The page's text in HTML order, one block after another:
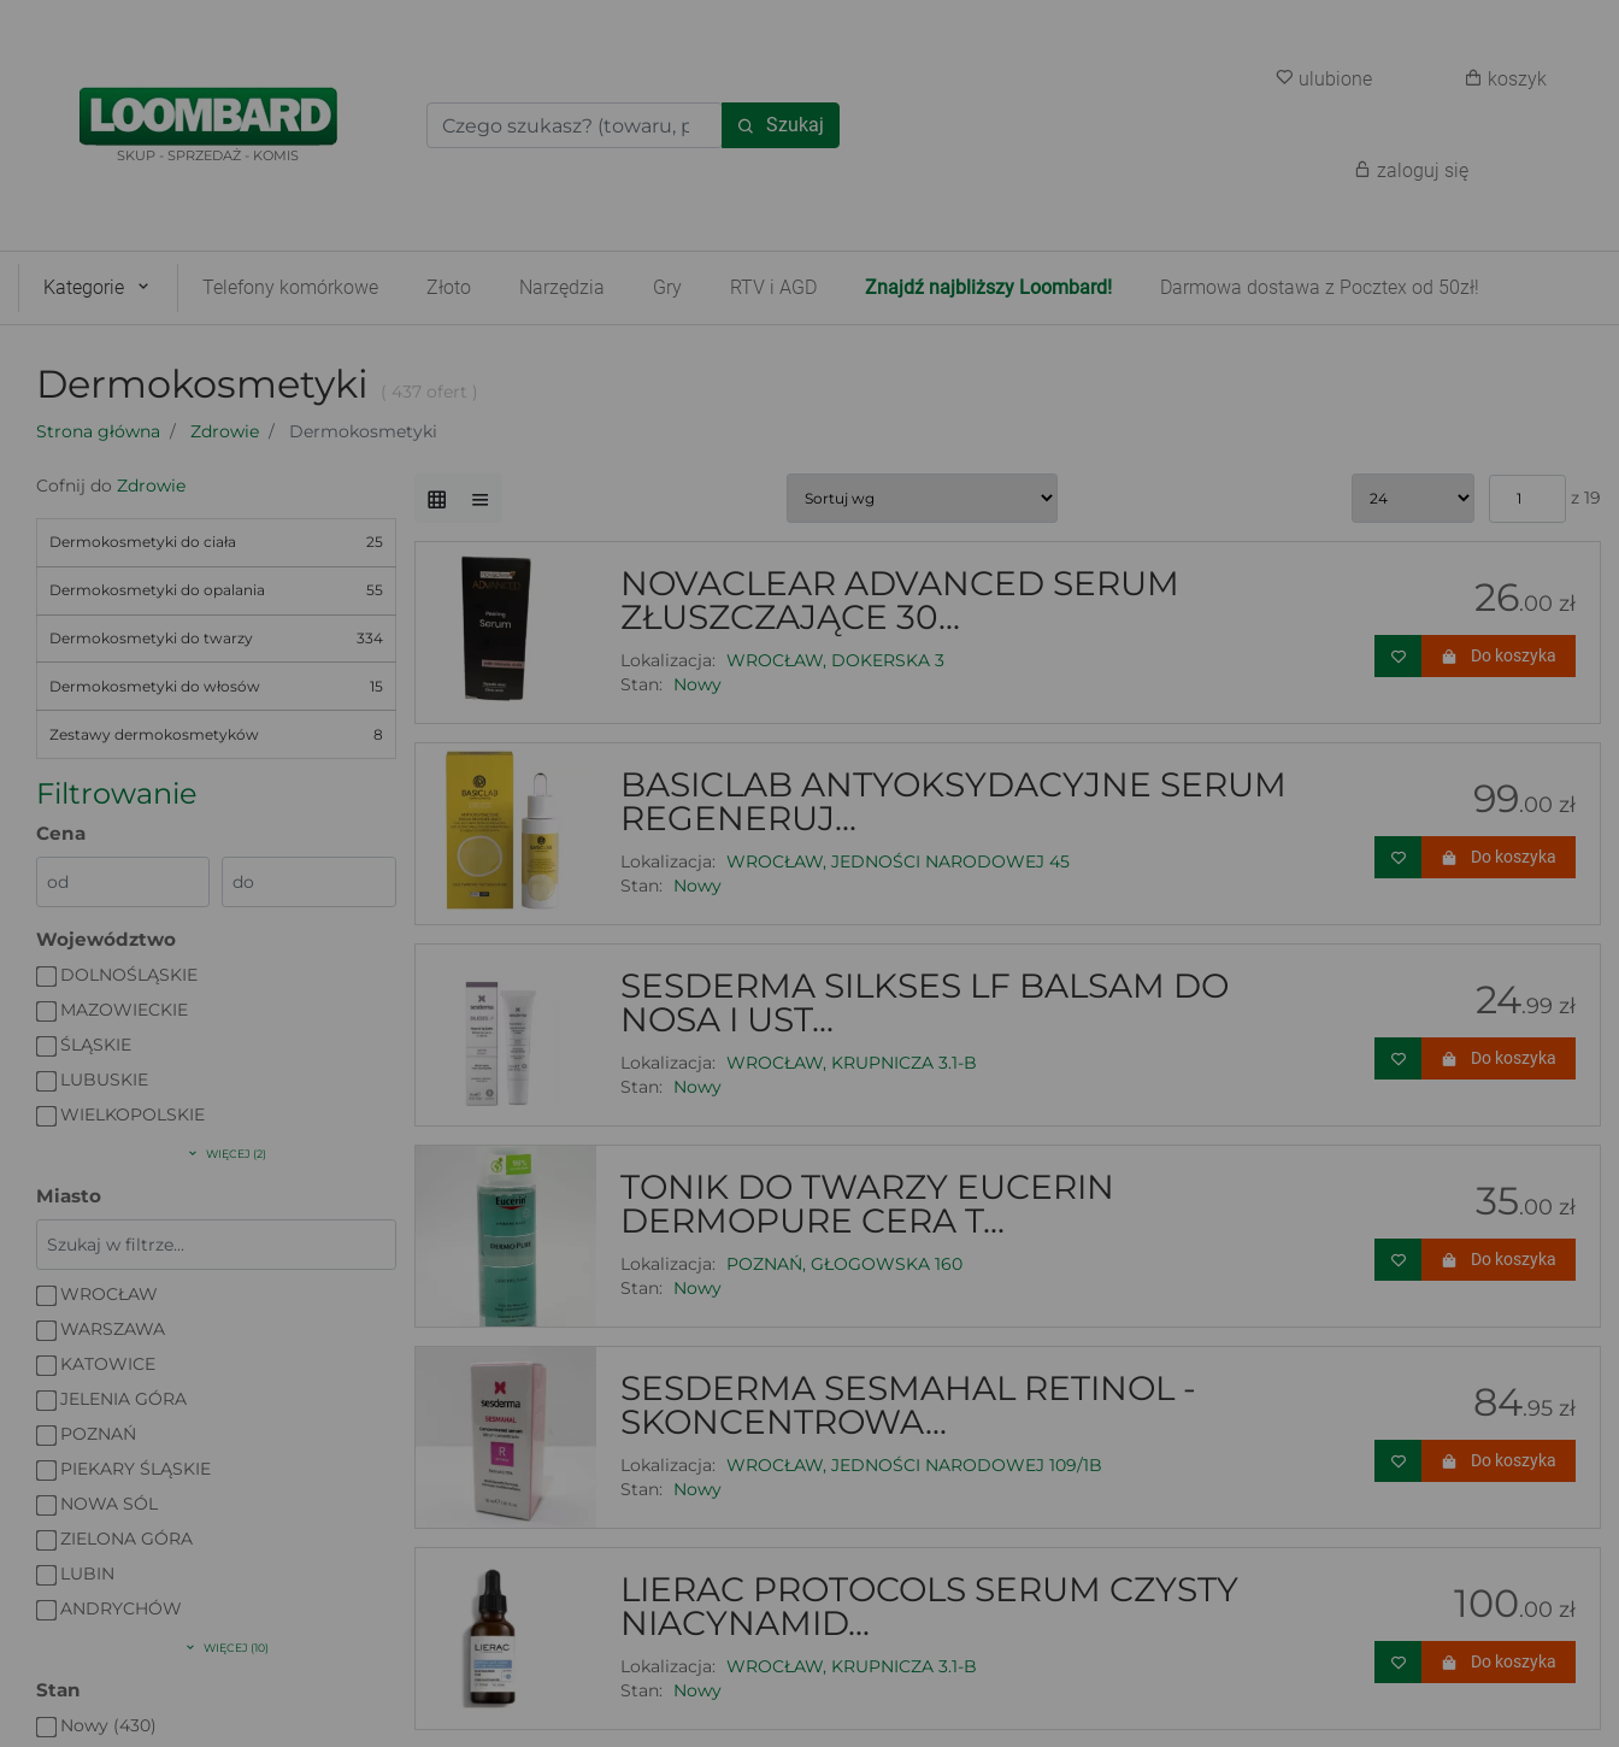
SKUP - SPRZEDAŻ - KOMIS
Szukaj
ulubione koszyk
zaloguj się
Kategorie Telefony komórkowe Złoto Narzędzia Gry RTV i AGD Znajdź najbliższy Loombard! Darmowa dostawa z Pocztex od 50zł!
Dermokosmetyki
( 437 ofert )
Strona główna
Zdrowie Dermokosmetyki
Cofnij do Zdrowie
Dermokosmetyki do ciała 25
Dermokosmetyki do opalania 55
Dermokosmetyki do twarzy 334
Dermokosmetyki do włosów 15
Zestawy dermokosmetyków 8
Filtrowanie
Cena
Województwo
DOLNOŚLĄSKIE
MAZOWIECKIE
ŚLĄSKIE
LUBUSKIE
WIELKOPOLSKIE
WIĘCEJ (2)
Miasto
WROCŁAW
WARSZAWA
KATOWICE
JELENIA GÓRA
POZNAŃ
PIEKARY ŚLĄSKIE
NOWA SÓL
ZIELONA GÓRA
LUBIN
ANDRYCHÓW
WIĘCEJ (10)
Stan
Nowy (430)
z 19
NOVACLEAR ADVANCED SERUM
ZŁUSZCZAJĄCE 30...
Lokalizacja: WROCŁAW, DOKERSKA 3
Stan:
Nowy
26.00 zł
Do koszyka
BASICLAB ANTYOKSYDACYJNE SERUM
REGENERUJ...
Lokalizacja: WROCŁAW, JEDNOŚCI NARODOWEJ 45
Stan:
Nowy
99.00 zł
Do koszyka
SESDERMA SILKSES LF BALSAM DO
NOSA I UST...
Lokalizacja: WROCŁAW, KRUPNICZA 3.1-B
Stan:
Nowy
24.99 zł
Do koszyka
TONIK DO TWARZY EUCERIN
DERMOPURE CERA T...
Lokalizacja:
POZNAŃ, GŁOGOWSKA 160
Stan:
Nowy
35.00 zł
Do koszyka
SESDERMA SESMAHAL RETINOL -
SKONCENTROWA...
Lokalizacja: WROCŁAW, JEDNOŚCI NARODOWEJ 109/1B
Stan:
Nowy
84.95 zł
Do koszyka
LIERAC PROTOCOLS SERUM CZYSTY
NIACYNAMID...
Lokalizacja: WROCŁAW, KRUPNICZA 3.1-B
Stan:
Nowy
100.00 zł
Do koszyka